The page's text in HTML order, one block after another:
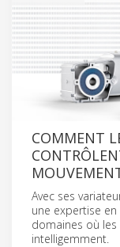
COMMENT
Avec ses
une expertise
domaines où
intelligemment.